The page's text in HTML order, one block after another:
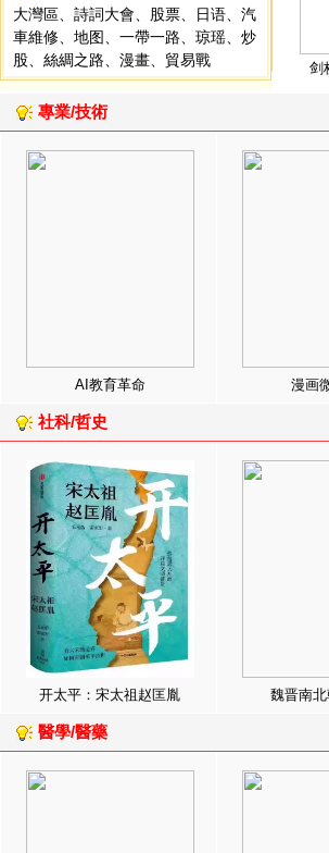
大灣區
詩詞大會 股票 日语
汽
車維修
地图 一帶一路 琼瑶
炒
股
絲綢之路 漫畫 貿易戰 剑
專業/技術
AI教育革命 漫画
社科/哲史
开太平：宋太祖赵匡胤 魏晋南
醫學/醫藥